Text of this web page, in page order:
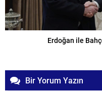
Erdoğan ile
Bir Yorum Yazın